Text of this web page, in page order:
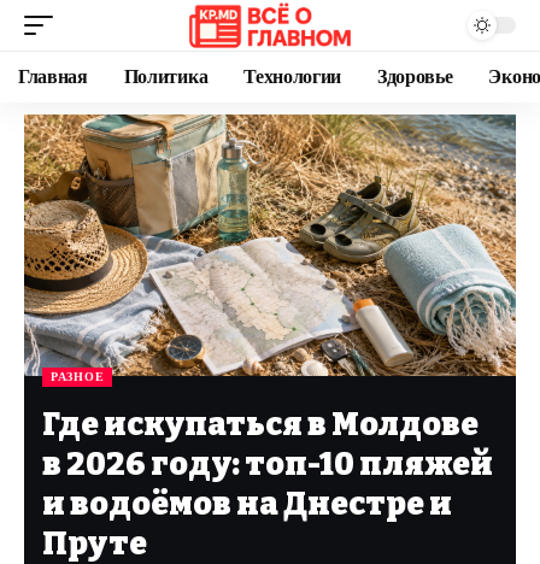
Главная Политика Технологии Здоровье
РАЗНОЕ
Где искупаться в Молдове
в 2026 году: топ-10 пляжей
и водоёмов на Днестре и
Пруте